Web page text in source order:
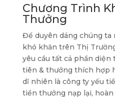
Chương Trình
Thưởng
Để duyên dáng chúng ta
khó khăn trên Thị
yêu cầu tất cả phần
tiên & thưởng thích hợp
dĩ nhiên là công ty yếu
tiền thưởng nạp lại,